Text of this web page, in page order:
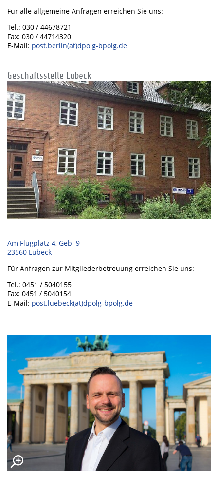
Für alle allgemeine Anfragen erreichen Sie uns:
Tel.: 030 / 44678721
Fax: 030 / 44714320
E-Mail: post.berlin(at)dpolg-bpolg.de
Geschäftsstelle Lübeck
Am Flugplatz 4, Geb. 9
23560 Lübeck
Für Anfragen zur Mitgliederbetreuung erreichen Sie uns:
Tel.: 0451 / 5040155
Fax: 0451 / 5040154
E-Mail: post.luebeck(at)dpolg-bpolg.de